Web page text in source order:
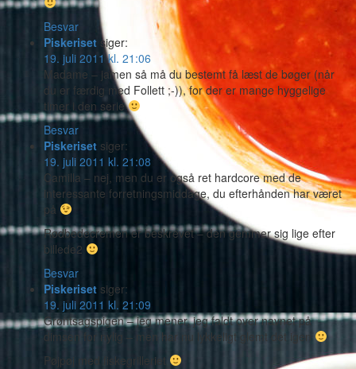
Besvar
Piskeriset siger:
19. juli 2011 kl. 21:06
Madame – jamen så må du bestemt få læst de bøger (når
du er færdig med Follett ;-)), for der er mange hyggelige
timer i den serie
Besvar
Piskeriset siger:
19. juli 2011 kl. 21:08
Camilla – nej, men du er også ret hardcore med de
interessante forretningsmiddage, du efterhånden har været
på
Rødbedecremen er beskrevet – den gemmer sig lige efter
billede2
Besvar
Piskeriset siger:
19. juli 2011 kl. 21:09
Grøntsagspigen – jeg mener, jeg faldt over navnet på
dimsen for nylig – men har nu lykkeligt glemt det igen
Pøjpøj med fiskegrilleriet